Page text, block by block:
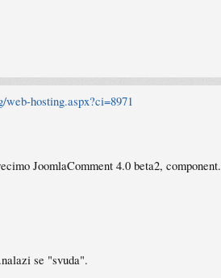
hosting.aspx?ci=8971
JoomlaComment 4.0 beta2, component.
se "svuda".